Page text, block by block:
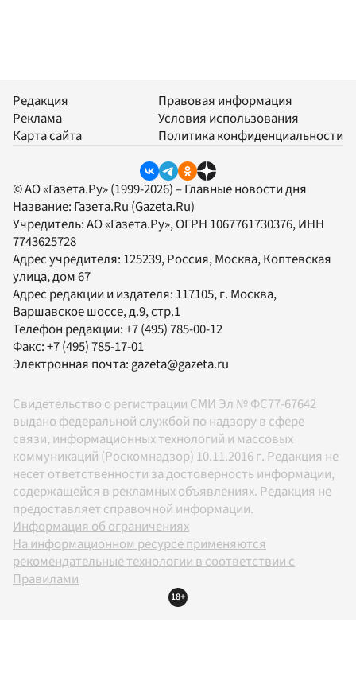
Редакция
Реклама
Карта сайта
Правовая информация
Условия использования
Политика конфиденциальности
© АО «Газета.Ру» (1999-2026) – Главные новости дня
Название: Газета.Ru (Gazeta.Ru)
Учредитель:АО «Газета.Ру», ОГРН 1067761730376, ИНН
7743625728
Адрес учредителя: 125239, Россия, Москва, Коптевская
улица, дом 67
Адрес редакции и издателя: 117105, г. Москва,
Варшавское шоссе, д.9, стр.1
Телефон редакции:+7 (495) 785-00-12
Факс:+7 (495) 785-17-01
Электронная почта: gazeta@gazeta.ru
Свидетельство о регистрации СМИ Эл № ФС77-67642
выдано федеральной службой по надзору в сфере
связи, информационных технологий и массовых
коммуникаций (Роскомнадзор) 10.11.2016 г. Редакция не
несет ответственности за достоверность информации,
содержащейся в рекламных объявлениях. Редакция не
предоставляет справочной информации.
Информация об ограничениях
На информационном ресурсе применяются
рекомендательные технологии в соответствии с
Правилами
18+